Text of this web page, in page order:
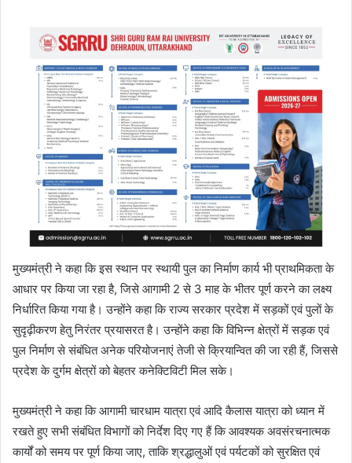
मुख्यमंत्री ने कहा कि इस स्थान पर स्थायी पुल का निर्माण कार्य भी प्राथमिकता के
आधार पर किया जा रहा है, जिसे आगामी 2 से 3 माह के भीतर पूर्ण करने का लक्ष्य
निर्धारित किया गया है। उन्होंने कहा कि राज्य सरकार प्रदेश में सड़कों एवं पुलों के
सुदृढ़ीकरण हेतु निरंतर प्रयासरत है। उन्होंने कहा कि विभिन्न क्षेत्रों में सड़क एवं
पुल निर्माण से संबंधित अनेक परियोजनाएं तेजी से क्रियान्वित की जा रही हैं, जिससे
प्रदेश के दुर्गम क्षेत्रों को बेहतर कनेक्टिविटी मिल सके।
मुख्यमंत्री ने कहा कि आगामी चारधाम यात्रा एवं आदि कैलास यात्रा को ध्यान में
रखते हुए सभी संबंधित विभागों को निर्देश दिए गए हैं कि आवश्यक अवसंरचनात्मक
कार्यों को समय पर पूर्ण किया जाए, ताकि श्रद्धालुओं एवं पर्यटकों को सुरक्षित एवं